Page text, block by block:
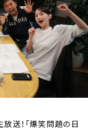
送！「爆笑問題の日